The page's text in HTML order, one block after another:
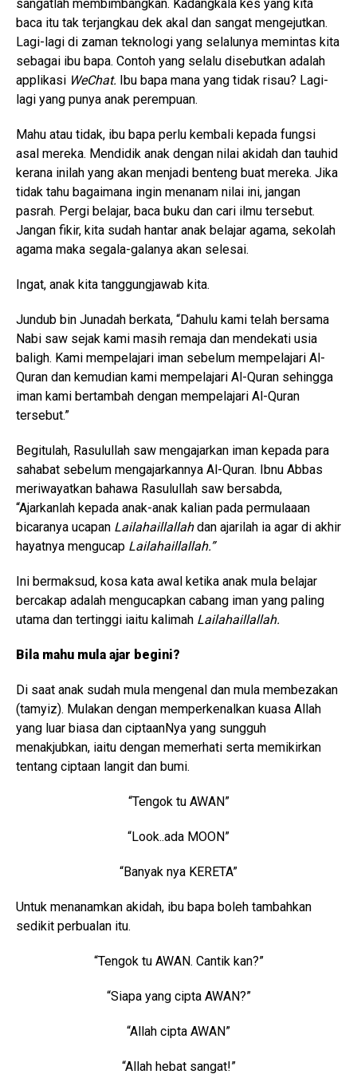
sangatlah membimbangkan. Kadangkala kes yang kita
baca itu tak terjangkau dek akal dan sangat mengejutkan.
Lagi-lagi di zaman teknologi yang selalunya memintas kita
sebagai ibu bapa. Contoh yang selalu disebutkan adalah
applikasi WeChat. Ibu bapa mana yang tidak risau? Lagi-
lagi yang punya anak perempuan.
Mahu atau tidak, ibu bapa perlu kembali kepada fungsi
asal mereka. Mendidik anak dengan nilai akidah dan tauhid
kerana inilah yang akan menjadi benteng buat mereka. Jika
tidak tahu bagaimana ingin menanam nilai ini, jangan
pasrah. Pergi belajar, baca buku dan cari ilmu tersebut.
Jangan fikir, kita sudah hantar anak belajar agama, sekolah
agama maka segala-galanya akan selesai.
Ingat, anak kita tanggungjawab kita.
Jundub bin Junadah berkata, “Dahulu kami telah bersama
Nabi saw sejak kami masih remaja dan mendekati usia
baligh. Kami mempelajari iman sebelum mempelajari Al-
Quran dan kemudian kami mempelajari Al-Quran sehingga
iman kami bertambah dengan mempelajari Al-Quran
tersebut.”
Begitulah, Rasulullah saw mengajarkan iman kepada para
sahabat sebelum mengajarkannya Al-Quran. Ibnu Abbas
meriwayatkan bahawa Rasulullah saw bersabda,
“Ajarkanlah kepada anak-anak kalian pada permulaaan
bicaranya ucapan Lailahaillallahdan ajarilah ia agar di akhir
hayatnya mengucap Lailahaillallah.”
Ini bermaksud, kosa kata awal ketika anak mula belajar
bercakap adalah mengucapkan cabang iman yang paling
utama dan tertinggi iaitu kalimah Lailahaillallah.
Bila mahu mula ajar begini?
Di saat anak sudah mula mengenal dan mula membezakan
(tamyiz). Mulakan dengan memperkenalkan kuasa Allah
yang luar biasa dan ciptaanNya yang sungguh
menakjubkan, iaitu dengan memerhati serta memikirkan
tentang ciptaan langit dan bumi.
“Tengok tu AWAN”
“Look..ada MOON”
“Banyak nya KERETA”
Untuk menanamkan akidah, ibu bapa boleh tambahkan
sedikit perbualan itu.
“Tengok tu AWAN. Cantik kan?”
“Siapa yang cipta AWAN?”
“Allah cipta AWAN”
“Allah hebat sangat!”